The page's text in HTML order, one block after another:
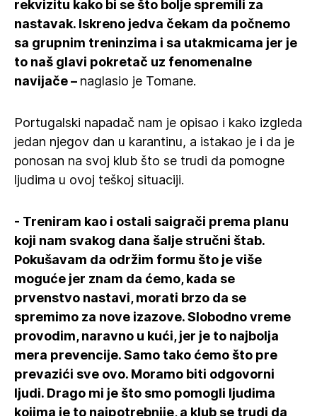
rekvizitu kako bi se što bolje spremili za
nastavak. Iskreno jedva čekam da počnemo
sa grupnim treninzima i sa utakmicama jer je
to naš glavi pokretač uz fenomenalne
navijače – naglasio je Tomane.
Portugalski napadač nam je opisao i kako izgleda
jedan njegov dan u karantinu, a istakao je i da je
ponosan na svoj klub što se trudi da pomogne
ljudima u ovoj teškoj situaciji.
- Treniram kao i ostali saigrači prema planu
koji nam svakog dana šalje stručni štab.
Pokušavam da održim formu što je više
moguće jer znam da ćemo, kada se
prvenstvo nastavi, morati brzo da se
spremimo za nove izazove. Slobodno vreme
provodim, naravno u kući, jer je to najbolja
mera prevencije. Samo tako ćemo što pre
prevazići sve ovo. Moramo biti odgovorni
ljudi. Drago mi je što smo pomogli ljudima
kojima je to najpotrebnije, a klub se trudi da